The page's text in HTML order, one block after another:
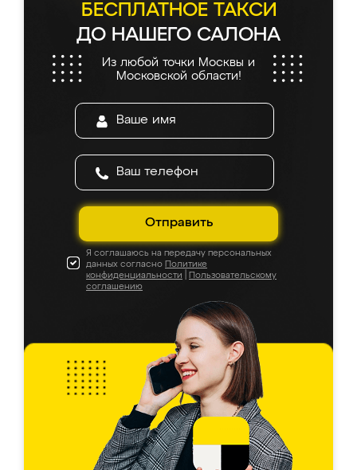
БЕСПЛАТНОЕ ТАКСИ
ДО НАШЕГО САЛОНА
Из любой точки Москвы и
Московской области!
Отправить
Я соглашаюсь на передачу персональных
данных согласно Политике
конфиденциальности
Пользовательскому
соглашению